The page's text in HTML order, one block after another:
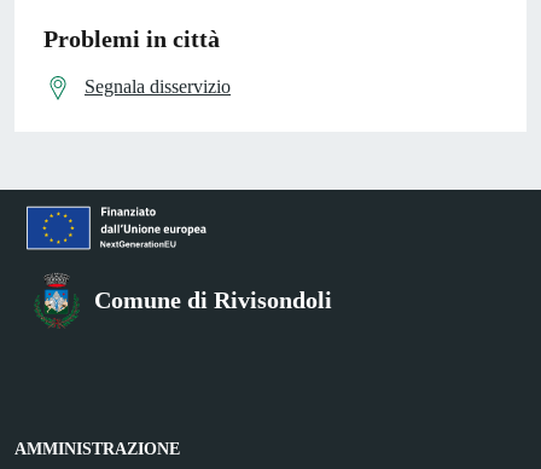
Problemi in città
Segnala disservizio
Comune di Rivisondoli
AMMINISTRAZIONE